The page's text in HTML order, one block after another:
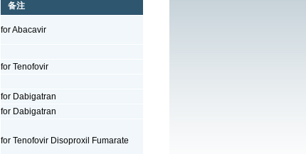
备注
for Abacavir
for Tenofovir
for Dabigatran
for Dabigatran
for Tenofovir Disoproxil Fumarate